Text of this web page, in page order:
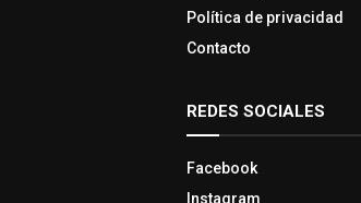
Política de privacidad
Contacto
REDES SOCIALES
Facebook
Instagram